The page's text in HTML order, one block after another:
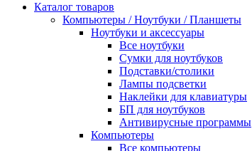
Каталог товаров
Компьютеры / Ноутбуки / Планшеты
Ноутбуки и аксессуары
Все ноутбуки
Сумки для ноутбуков
Подставки/столики
Лампы подсветки
Наклейки для клавиатуры
БП для ноутбуков
Антивирусные программы
Компьютеры
Все компьютеры